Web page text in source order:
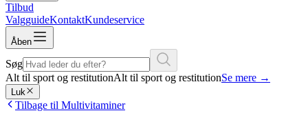
Tilbud
ValgguideKontaktKundeservice
Åben
Søg
Alt til sport og restitutionAlt til sport og restitutionSe mere →
Luk
Tilbage til Multivitaminer